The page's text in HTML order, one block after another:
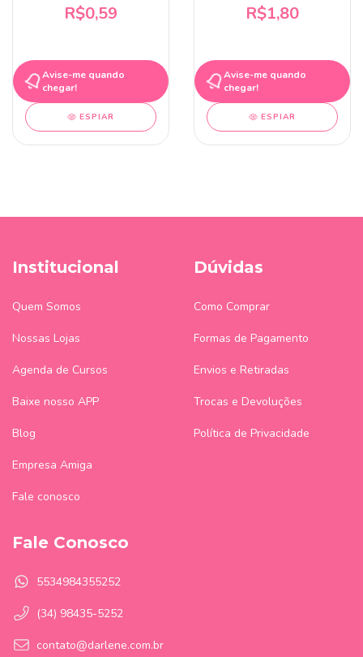
R$0,59
Avise-me quando
chegar!
ESPIAR
R$1,80
Avise-me quando
chegar!
ESPIAR
Institucional
Quem Somos
Nossas Lojas
Agenda de Cursos
Baixe nosso APP
Blog
Empresa Amiga
Fale conosco
Dúvidas
Como Comprar
Formas de Pagamento
Envios e Retiradas
Trocas e Devoluções
Política de Privacidade
Fale Conosco
5534984355252
(34) 98435-5252
contato@darlene.com.br